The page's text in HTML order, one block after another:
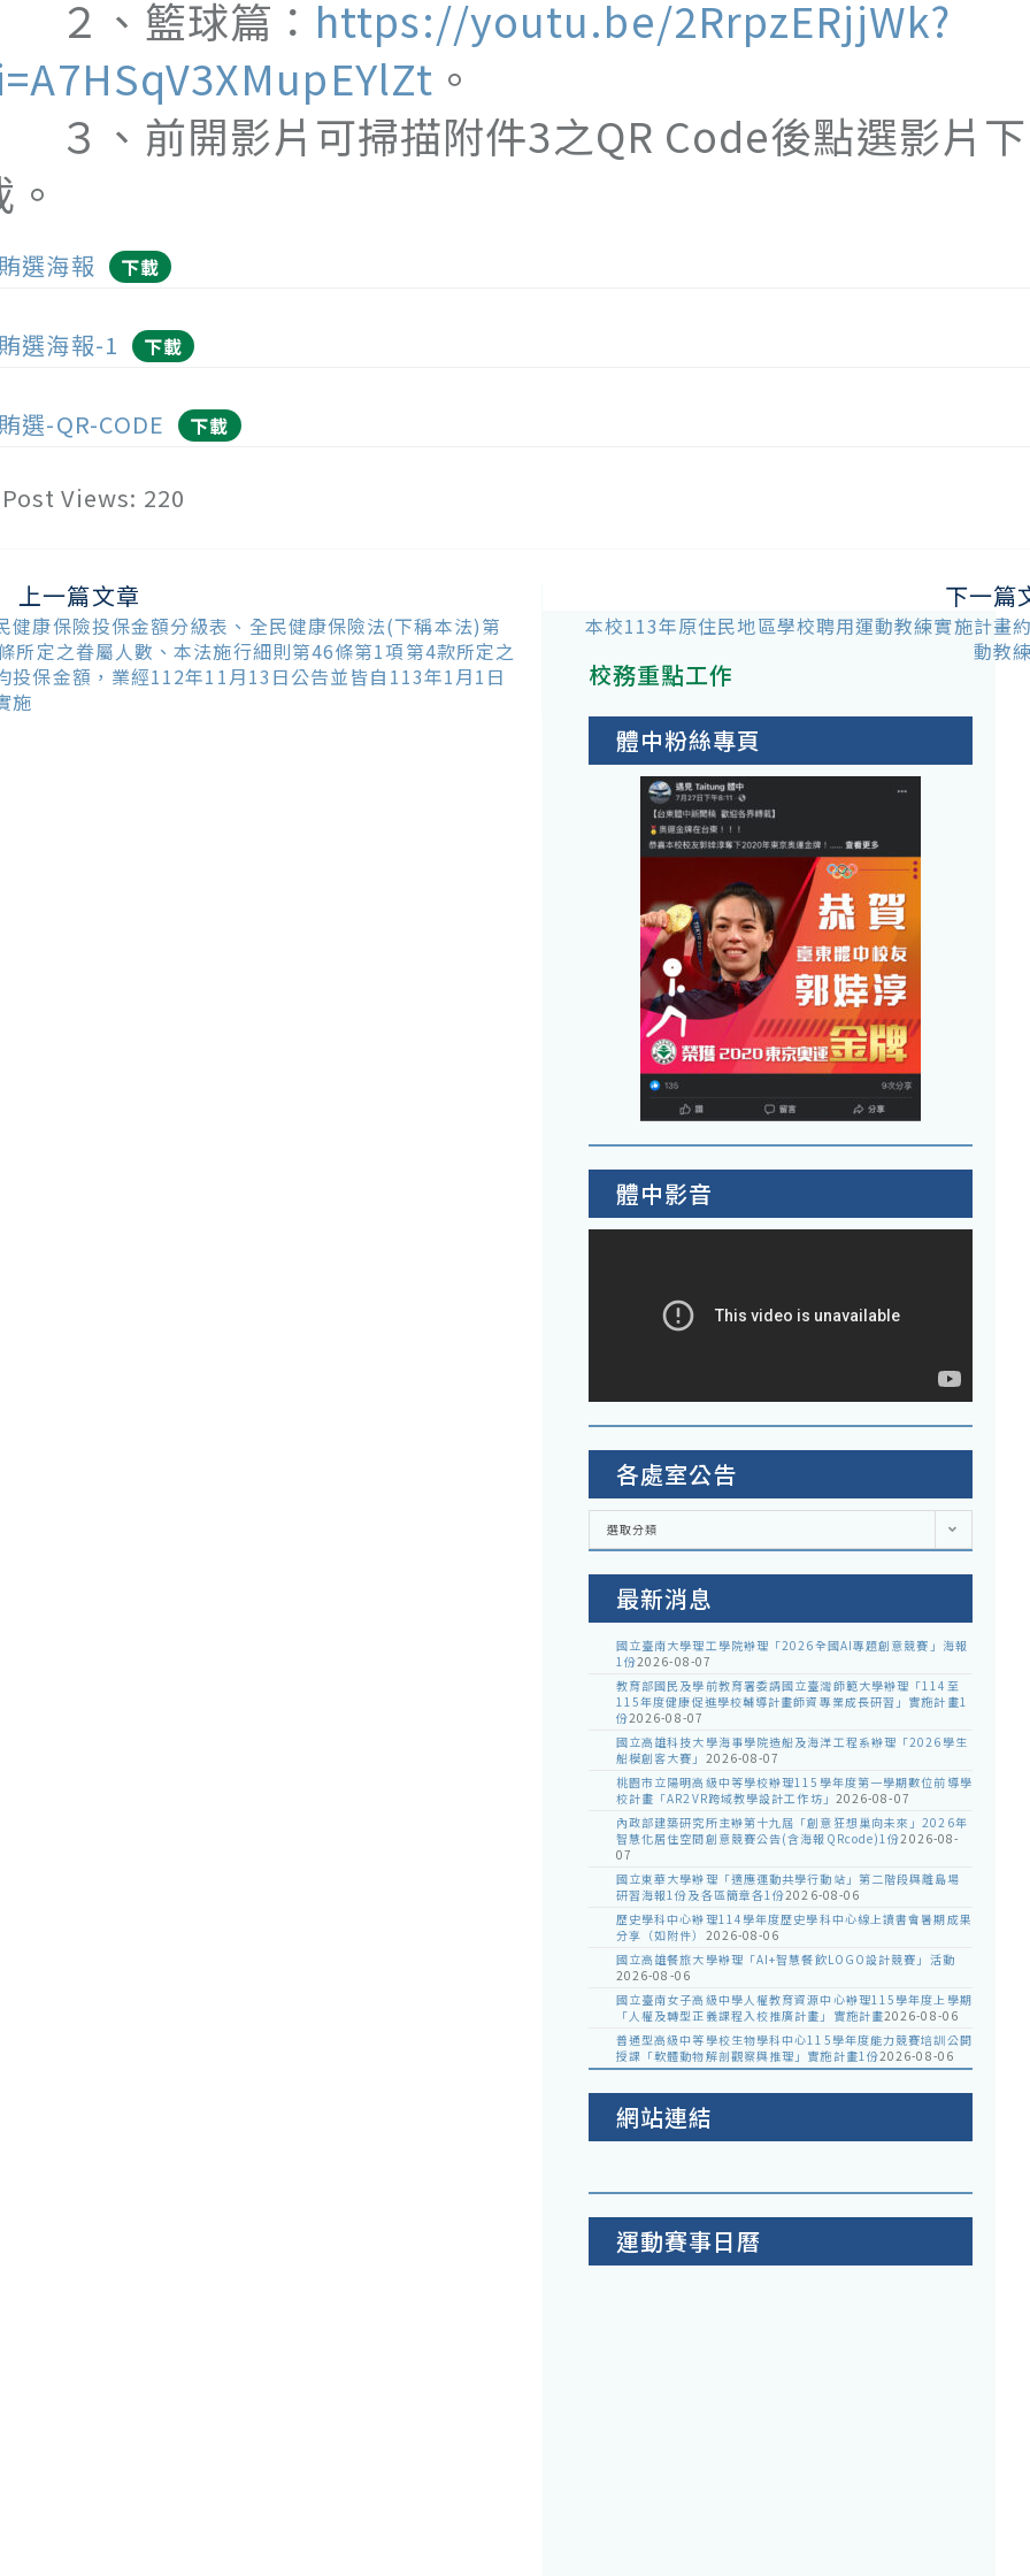
２、籃球篇： https://youtu.be/2RrpzERjjWk?
。
３、前開影片可掃描附件3之QR Code後點選影片下
選海報 下載
選海報-1 下載
選-QR-CODE 下載
Post Views: 220
上一篇文章
健康保險投保金額分級表、全民健康保險法(下稱本法)第
所定之眷屬人數、本法施行細則第46條第1項第4款所定之
投保金額，業經112年11月13日公告並皆自113年1月1日
施
下一篇
本校113年原住民地區學校聘用運動教練實施計畫
動教
校務重點工作
體中粉絲專頁
體中影音
各處室公告
各
室
選取分類
最新消息
國立臺南大學理工學院辦理「2026全國AI專題創意競賽」海報
1份2026-08-07
教育部國民及學前教育署委請國立臺灣師範大學辦理「114至
115年度健康促進學校輔導計畫師資專業成長研習」實施計畫1
份2026-08-07
國立高雄科技大學海事學院造船及海洋工程系辦理「2026學生
船模創客大賽」 2026-08-07
桃園市立陽明高級中等學校辦理115學年度第一學期數位前導學
校計畫「AR2VR跨域教學設計工作坊」 2026-08-07
內政部建築研究所主辦第十九屆「創意狂想巢向未來」2026年
智慧化居住空間創意競賽公告(含海報QRcode)1份2026-08-
07
國立東華大學辦理「適應運動共學行動站」第二階段與離島場
研習海報1份及各區簡章各1份2026-08-06
歷史學科中心辦理114學年度歷史學科中心線上讀書會暑期成果
分享（如附件） 2026-08-06
國立高雄餐旅大學辦理「AI+智慧餐飲LOGO設計競賽」活動
2026-08-06
國立臺南女子高級中學人權教育資源中心辦理115學年度上學期
「人權及轉型正義課程入校推廣計畫」實施計畫2026-08-06
普通型高級中等學校生物學科中心115學年度能力競賽培訓公開
授課「軟體動物解剖觀察與推理」實施計畫1份2026-08-06
網站連結
運動賽事日曆